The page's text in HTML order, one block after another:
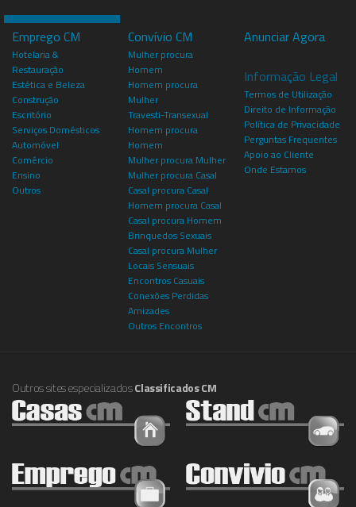
Emprego CM
Hotelaria &
Restauração
Estética e Beleza
Construção
Escritório
Serviços Domésticos
Automóvel
Comércio
Ensino
Outros
Convívio CM
Mulher procura
Homem
Homem procura
Mulher
Travesti-Transexual
Homem procura
Homem
Mulher procura Mulher
Mulher procura Casal
Casal procura Casal
Homem procura Casal
Casal procura Homem
Brinquedos Sexuais
Casal procura Mulher
Locais Sensuais
Encontros Casuais
Conexões Perdidas
Amizades
Outros Encontros
Anunciar Agora
Informação Legal
Termos de Utilização
Direito de Informação
Política de Privacidade
Perguntas Frequentes
Apoio ao Cliente
Onde Estamos
Outros sites especializadosClassificados CM